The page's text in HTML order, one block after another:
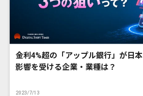
金利4%超の「アップル銀行」が日本
影響を受ける企業・業種は？
2023/7/13